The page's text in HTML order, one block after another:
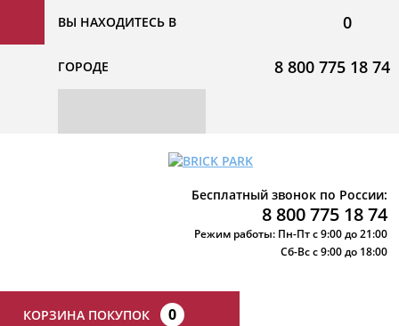
ВЫ НАХОДИТЕСЬ В
ГОРОДЕ
0
8 800 775 18 74
Бесплатный звонок по России:
8 800 775 18 74
Режим работы: Пн-Пт с 9:00 до 21:00
Сб-Вс с 9:00 до 18:00
КОРЗИНА ПОКУПОК 0